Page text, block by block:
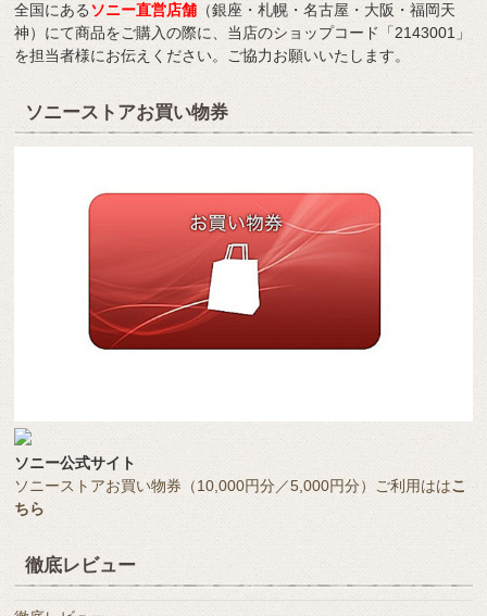
全国にあるソニー直営店舗 （銀座・札幌・名古屋・大阪・福岡天
神）にて商品をご購入の際に、当店のショップコード「2143001」
を担当者様にお伝えください。ご協力お願いいたします。
ソニーストアお買い物券
ソニー公式サイト
ソニーストアお買い物券（10,000円分／5,000円分）ご利用ははこ
ちら
徹底レビュー